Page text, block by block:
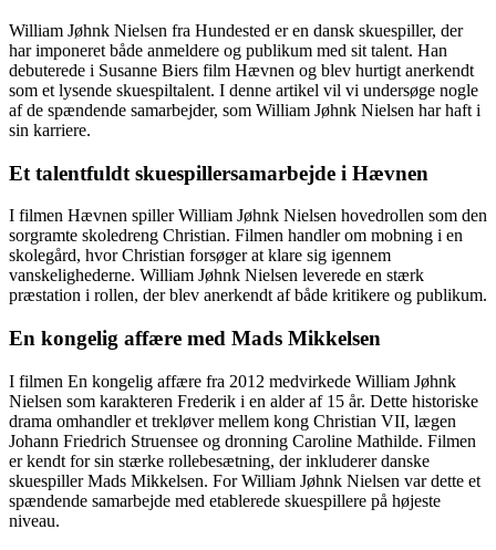
William Jøhnk Nielsen fra Hundested er en dansk skuespiller, der
har imponeret både anmeldere og publikum med sit talent. Han
debuterede i Susanne Biers film Hævnen og blev hurtigt anerkendt
som et lysende skuespiltalent. I denne artikel vil vi undersøge nogle
af de spændende samarbejder, som William Jøhnk Nielsen har haft i
sin karriere.
Et talentfuldt skuespillersamarbejde i Hævnen
I filmen Hævnen spiller William Jøhnk Nielsen hovedrollen som den
sorgramte skoledreng Christian. Filmen handler om mobning i en
skolegård, hvor Christian forsøger at klare sig igennem
vanskelighederne. William Jøhnk Nielsen leverede en stærk
præstation i rollen, der blev anerkendt af både kritikere og publikum.
En kongelig affære med Mads Mikkelsen
I filmen En kongelig affære fra 2012 medvirkede William Jøhnk
Nielsen som karakteren Frederik i en alder af 15 år. Dette historiske
drama omhandler et trekløver mellem kong Christian VII, lægen
Johann Friedrich Struensee og dronning Caroline Mathilde. Filmen
er kendt for sin stærke rollebesætning, der inkluderer danske
skuespiller Mads Mikkelsen. For William Jøhnk Nielsen var dette et
spændende samarbejde med etablerede skuespillere på højeste
niveau.